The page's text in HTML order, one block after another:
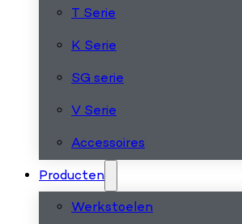
T Serie
K Serie
SG serie
V Serie
Accessoires
Producten
Werkstoelen